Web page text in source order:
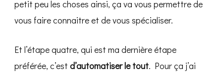
petit peu les choses ainsi, ça va vous permettre de
vous faire connaitre et de vous spécialiser.
Et l’étape quatre, qui est ma dernière étape
préférée, c’est d’automatiser le tout. Pour ça j’ai